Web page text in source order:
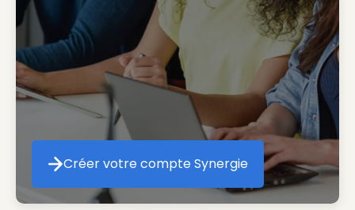
Créer votre compte Synergie
Créer votre compte Synergie